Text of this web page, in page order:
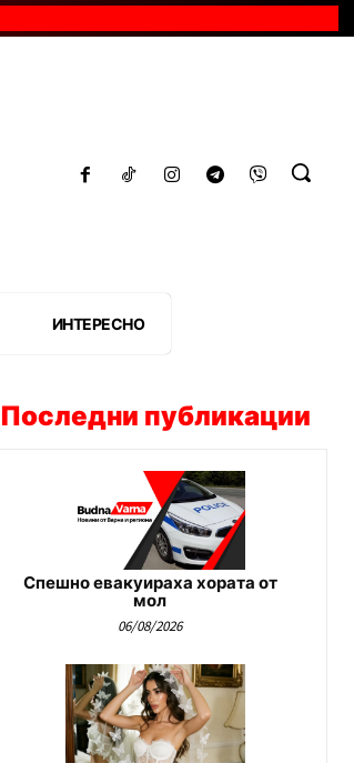
ИНТЕРЕСНО
Последни публикации
Спешно евакуираха хората от
мол
06/08/2026